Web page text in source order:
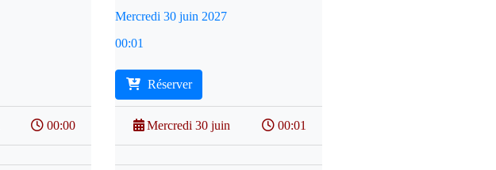
00:00
Mercredi 30 juin 2027
00:01
Réserver
Mercredi 30 juin 00:01